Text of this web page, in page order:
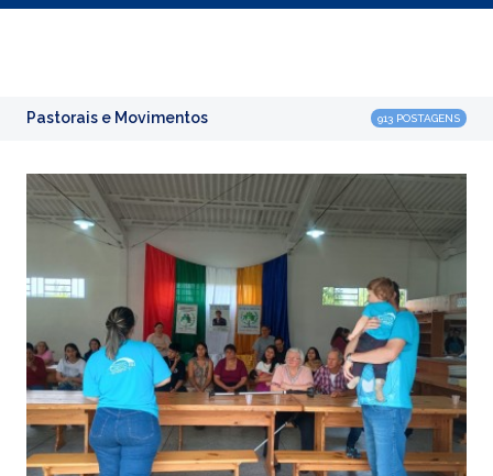
Pastorais e Movimentos 913 POSTAGENS